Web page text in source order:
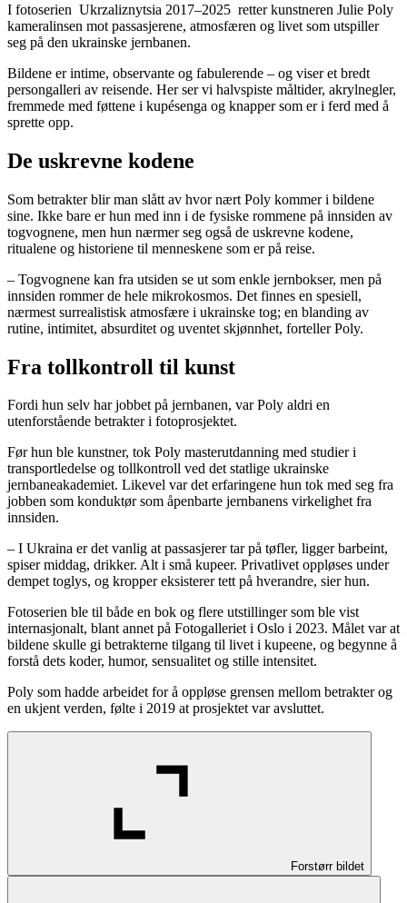
I fotoserien Ukrzaliznytsia 2017–2025 retter kunstneren Julie Poly
kameralinsen mot passasjerene, atmosfæren og livet som utspiller
seg på den ukrainske jernbanen.
Bildene er intime, observante og fabulerende – og viser et bredt
persongalleri av reisende. Her ser vi halvspiste måltider, akrylnegler,
fremmede med føttene i kupésenga og knapper som er i ferd med å
sprette opp.
De uskrevne kodene
Som betrakter blir man slått av hvor nært Poly kommer i bildene
sine. Ikke bare er hun med inn i de fysiske rommene på innsiden av
togvognene, men hun nærmer seg også de uskrevne kodene,
ritualene og historiene til menneskene som er på reise.
– Togvognene kan fra utsiden se ut som enkle jernbokser, men på
innsiden rommer de hele mikrokosmos. Det finnes en spesiell,
nærmest surrealistisk atmosfære i ukrainske tog; en blanding av
rutine, intimitet, absurditet og uventet skjønnhet, forteller Poly.
Fra tollkontroll til kunst
Fordi hun selv har jobbet på jernbanen, var Poly aldri en
utenforstående betrakter i fotoprosjektet.
Før hun ble kunstner, tok Poly masterutdanning med studier i
transportledelse og tollkontroll ved det statlige ukrainske
jernbaneakademiet. Likevel var det erfaringene hun tok med seg fra
jobben som konduktør som åpenbarte jernbanens virkelighet fra
innsiden.
– I Ukraina er det vanlig at passasjerer tar på tøfler, ligger barbeint,
spiser middag, drikker. Alt i små kupeer. Privatlivet oppløses under
dempet toglys, og kropper eksisterer tett på hverandre, sier hun.
Fotoserien ble til både en bok og flere utstillinger som ble vist
internasjonalt, blant annet på Fotogalleriet i Oslo i 2023. Målet var at
bildene skulle gi betrakterne tilgang til livet i kupeene, og begynne å
forstå dets koder, humor, sensualitet og stille intensitet.
Poly som hadde arbeidet for å oppløse grensen mellom betrakter og
en ukjent verden, følte i 2019 at prosjektet var avsluttet.
Forstørr bildet